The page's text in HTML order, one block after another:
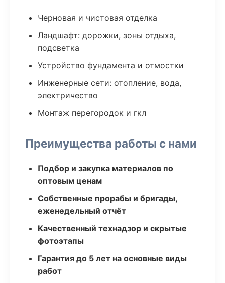
Черновая и чистовая отделка
Ландшафт: дорожки, зоны отдыха,
подсветка
Устройство фундамента и отмостки
Инженерные сети: отопление, вода,
электричество
Монтаж перегородок и гкл
Преимущества работы с нами
Подбор и закупка материалов по
оптовым ценам
Собственные прорабы и бригады,
еженедельный отчёт
Качественный технадзор и скрытые
фотоэтапы
Гарантия до 5 лет на основные виды
работ